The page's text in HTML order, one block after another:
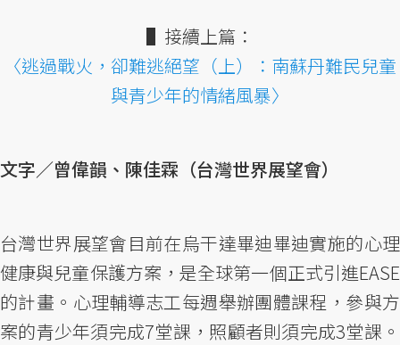
▌接續上篇：
〈逃過戰火，卻難逃絕望（上）：南蘇丹難民兒童
與青少年的情緒風暴〉
文字／曾偉韻、陳佳霖（台灣世界展望會）
台灣世界展望會目前在烏干達畢迪畢迪實施的心理
健康與兒童保護方案，是全球第一個正式引進EASE
的計畫。心理輔導志工每週舉辦團體課程，參與方
案的青少年須完成7堂課，照顧者則須完成3堂課。